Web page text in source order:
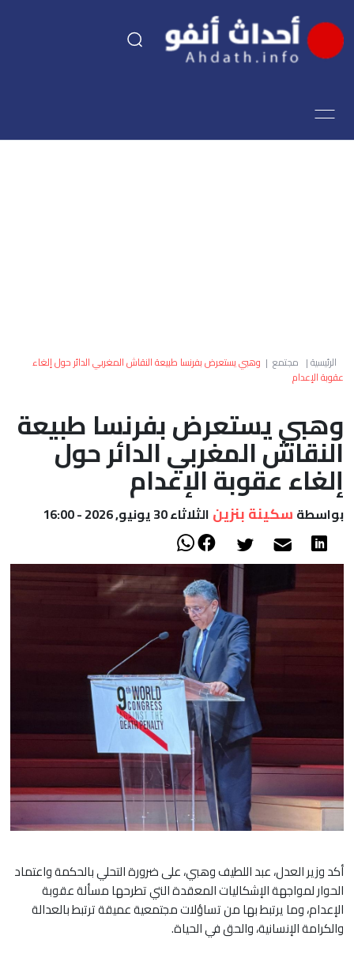
اقتصاد
العالم
الصحراء
الرئيسية| مجتمع | وهبي يستعرض بفرنسا طبيعة النقاش المغربي الدائر حول إلغاء
عقوبة الإعدام
وهبي يستعرض بفرنسا طبيعة
النقاش المغربي الدائر حول
إلغاء عقوبة الإعدام
بواسطة سكينة بنزين الثلاثاء 30 يونيو, 2026 - 16:00
أكد وزير العدل، عبد اللطيف وهبي، على ضرورة التحلي بالحكمة واعتماد
الحوار لمواجهة الإشكاليات المعقدة التي تطرحها مسألة عقوبة
الإعدام، وما يرتبط بها من تساؤلات مجتمعية عميقة ترتبط بالعدالة
والكرامة الإنسانية، والحق في الحياة.